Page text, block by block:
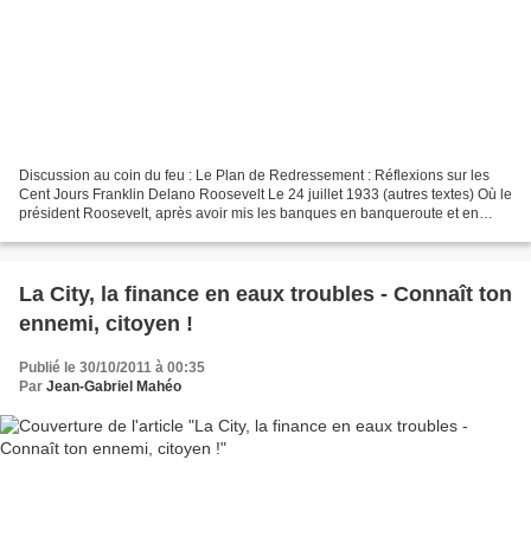
Discussion au coin du feu : Le Plan de Redressement : Réflexions sur les
Cent Jours Franklin Delano Roosevelt Le 24 juillet 1933 (autres textes) Où le
président Roosevelt, après avoir mis les banques en banqueroute et en
La City, la finance en eaux troubles - Connaît ton
ennemi, citoyen !
Publié le 30/10/2011 à 00:35
Par Jean-Gabriel Mahéo